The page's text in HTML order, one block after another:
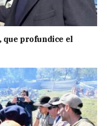
que profundice el